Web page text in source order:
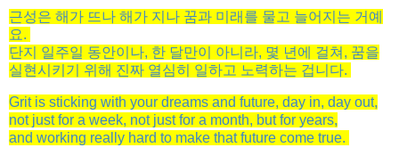
근성은 해가 뜨나 해가 지나 꿈과 미래를 물고 늘어지는 거예
요.
단지
일주일 동안이나, 한 달만이 아니라, 몇 년에 걸쳐 , 꿈을
실현시키기
위해 진짜 열심히 일하고 노력하는 겁니다.
Grit is sticking with your dreams and future, day in, day out,
not just for a week, not just for a month, but for years,
and working really hard to make that future come true.